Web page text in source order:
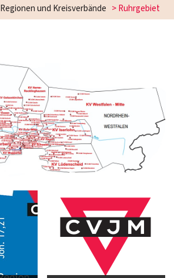
Regionen und Kreisverbände >Ruhrgebiet